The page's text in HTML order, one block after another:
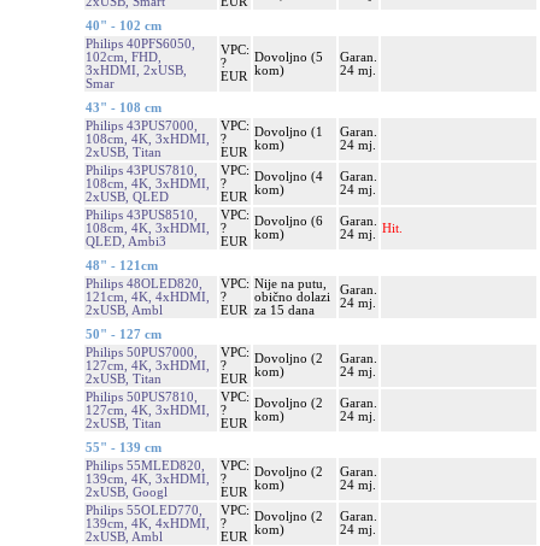
40" - 102 cm
Philips 40PFS6050,
102cm, FHD,
3xHDMI, 2xUSB,
Smar
VPC:
?
EUR
Dovoljno (5
kom)
Garan.
24 mj.
43" - 108 cm
Philips 43PUS7000,
108cm, 4K, 3xHDMI,
2xUSB, Titan
VPC:
?
EUR
Dovoljno (1
kom)
Garan.
24 mj.
Philips 43PUS7810,
108cm, 4K, 3xHDMI,
2xUSB, QLED
VPC:
?
EUR
Dovoljno (4
kom)
Garan.
24 mj.
Philips 43PUS8510,
108cm, 4K, 3xHDMI,
QLED, Ambi3
VPC:
?
EUR
Dovoljno (6
kom)
Garan.
24 mj.
Hit.
48" - 121cm
Philips 48OLED820,
121cm, 4K, 4xHDMI,
2xUSB, Ambl
VPC:
?
EUR
Nije na putu,
obično dolazi
za 15 dana
Garan.
24 mj.
50" - 127 cm
Philips 50PUS7000,
127cm, 4K, 3xHDMI,
2xUSB, Titan
VPC:
?
EUR
Dovoljno (2
kom)
Garan.
24 mj.
Philips 50PUS7810,
127cm, 4K, 3xHDMI,
2xUSB, Titan
VPC:
?
EUR
Dovoljno (2
kom)
Garan.
24 mj.
55" - 139 cm
Philips 55MLED820,
139cm, 4K, 3xHDMI,
2xUSB, Googl
VPC:
?
EUR
Dovoljno (2
kom)
Garan.
24 mj.
Philips 55OLED770,
139cm, 4K, 4xHDMI,
2xUSB, Ambl
VPC:
?
EUR
Dovoljno (2
kom)
Garan.
24 mj.